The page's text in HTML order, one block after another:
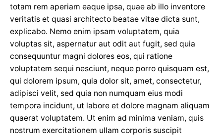
totam rem aperiam eaque ipsa, quae ab illo inventore
veritatis et quasi architecto beatae vitae dicta sunt,
explicabo. Nemo enim ipsam voluptatem, quia
voluptas sit, aspernatur aut odit aut fugit, sed quia
consequuntur magni dolores eos, qui ratione
voluptatem sequi nesciunt, neque porro quisquam est,
qui dolorem ipsum, quia dolor sit, amet, consectetur,
adipisci velit, sed quia non numquam eius modi
tempora incidunt, ut labore et dolore magnam aliquam
quaerat voluptatem. Ut enim ad minima veniam, quis
nostrum exercitationem ullam corporis suscipit